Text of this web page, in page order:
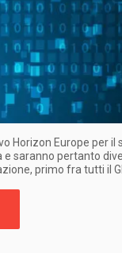
Horizon Europe per il
e saranno pertanto
primo fra tutti il